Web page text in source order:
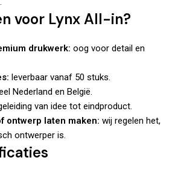
voor Lynx All-in?
drukwerk: oog voor detail en
leverbaar vanaf 50 stuks.
Nederland en België.
van idee tot eindproduct.
ontwerp laten maken: wij regelen het,
ontwerper is.